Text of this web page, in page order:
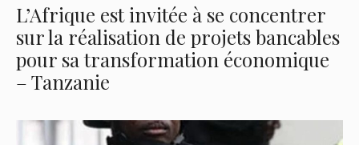
L’Afrique est invitée à se concentrer
sur la réalisation de projets bancables
pour sa transformation économique
– Tanzanie